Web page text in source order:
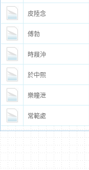
皮陸念
傅勃
時屐沖
於中熙
樂瞳泄
常範處